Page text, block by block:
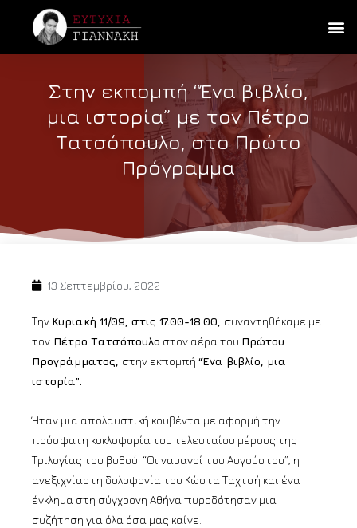
Στην εκπομπή “Ένα βιβλίο,
μια ιστορία” με τον Πέτρο
Τατσόπουλο, στο Πρώτο
Πρόγραμμα
13 Σεπτεμβρίου, 2022
Την Κυριακή 11/09, στις 17.00-18.00, συναντηθήκαμε με
τον Πέτρο Τατσόπουλο στον αέρα του Πρώτου
Προγράμματος, στην εκπομπή “Ένα βιβλίο, μια
ιστορία”.
Ήταν μια απολαυστική κουβέντα με αφορμή την
πρόσφατη κυκλοφορία του τελευταίου μέρους της
Τριλογίας του βυθού. “Οι ναυαγοί του Αυγούστου”, η
ανεξιχνίαστη δολοφονία του Κώστα Ταχτσή και ένα
έγκλημα στη σύγχρονη Αθήνα πυροδότησαν μια
συζήτηση για όλα όσα μας καίνε.